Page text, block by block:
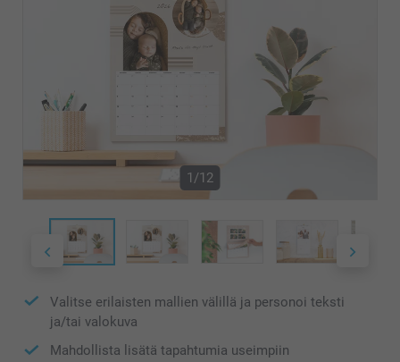
1/12
Valitse erilaisten mallien välillä ja personoi teksti
ja/tai valokuva
Mahdollista lisätä tapahtumia useimpiin